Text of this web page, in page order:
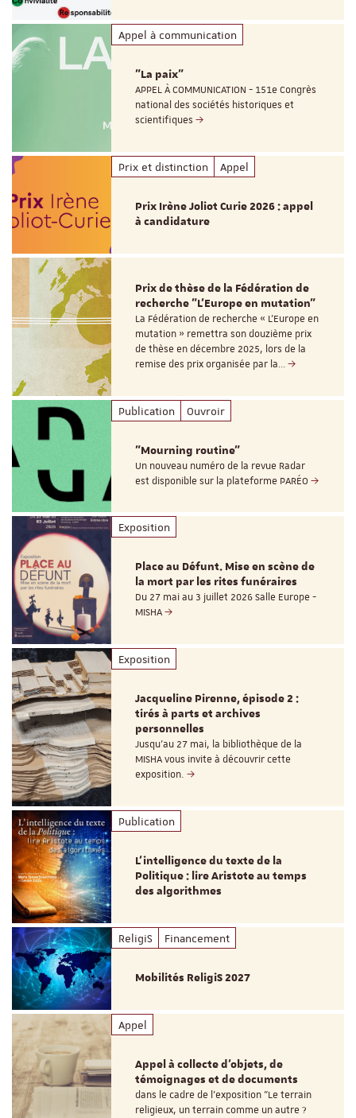
Appel à communication
"La paix"
APPEL À COMMUNICATION - 151e Congrès
national des sociétés historiques et
scientifiques
Prix et distinction Appel
Prix Irène Joliot Curie 2026 : appel
à candidature
Prix de thèse de la Fédération de
recherche "L’Europe en mutation"
La Fédération de recherche « L’Europe en
mutation » remettra son douzième prix
de thèse en décembre 2025, lors de la
remise des prix organisée par la…
Publication Ouvroir
"Mourning routine"
Un nouveau numéro de la revue Radar
est disponible sur la plateforme PARÉO
Exposition
Place au Défunt. Mise en scène de
la mort par les rites funéraires
Du 27 mai au 3 juillet 2026 Salle Europe -
MISHA
Exposition
Jacqueline Pirenne, épisode 2 :
tirés à parts et archives
personnelles
Jusqu’au 27 mai, la bibliothèque de la
MISHA vous invite à découvrir cette
exposition.
Publication
L’intelligence du texte de la
Politique : lire Aristote au temps
des algorithmes
ReligiS Financement
Mobilités ReligiS 2027
Appel
Appel à collecte d'objets, de
témoignages et de documents
dans le cadre de l'exposition "Le terrain
religieux, un terrain comme un autre ?